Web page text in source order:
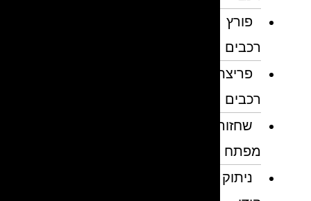
פורץ
רכבים
פריצת
רכבים
שחזור
מפתח
ניתוק